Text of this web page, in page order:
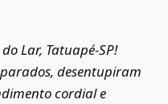
Lar, Tatuapé‑SP!
desentupiram
cordial e